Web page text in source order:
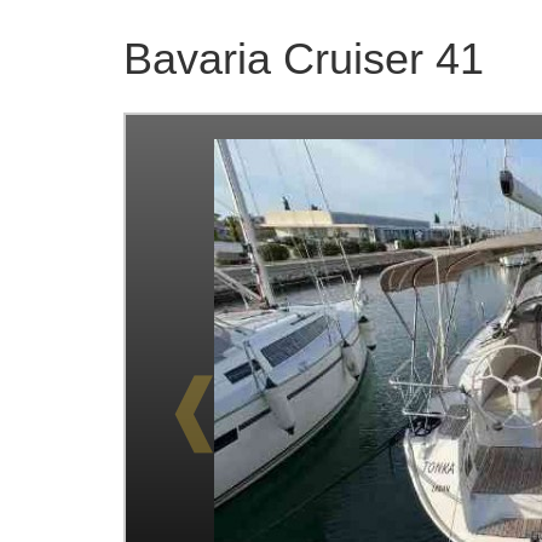
Bavaria Cruiser 41
❰